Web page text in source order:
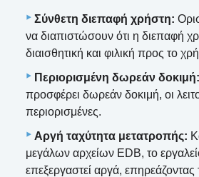
Σύνθετη διεπαφή χρήστη:
να διαπιστώσουν ότι η διεπαφή
διαισθητική και φιλική προς το
Περιορισμένη δωρεάν δοκιμή:
προσφέρει δωρεάν δοκιμή, οι
περιορισμένες.
Αργή ταχύτητα μετατροπής:
μεγάλων αρχείων EDB, το
επεξεργαστεί αργά, επηρεάζοντας